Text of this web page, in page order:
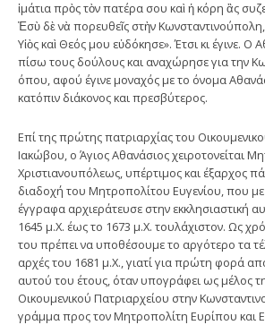
ἱμάτια πρὸς τὸν πατέρα σου καὶ ἡ κόρη ἂς
Ἐσὺ δὲ νὰ πορευθεῖς στὴν Κωνσταντινούπολη,
Υἱὸς καὶ Θεός μου εὐδόκησε». Έτσι κι έγινε. Ο
πίσω τους δούλους και αναχώρησε για την
όπου, αφού έγινε μοναχός με το όνομα
κατόπιν διάκονος και πρεσβύτερος.
Επί της πρώτης πατριαρχίας του
Ιακώβου, ο Άγιος Αθανάσιος χειροτονείται
Χριστιανουπόλεως, υπέρτιμος και έξαρχος
διαδοχή του Μητροπολίτου Ευγενίου, που
έγγραφα αρχιεράτευσε στην εκκλησιαστική
1645 μ.Χ. έως το 1673 μ.Χ. τουλάχιστον. Ως
του πρέπει να υποθέσουμε το αργότερο τα
αρχές του 1681 μ.Χ., γιατί για πρώτη φορά
αυτού του έτους, όταν υπογράφει ως μέλος
Οικουμενικού Πατριαρχείου στην
γράμμα προς τον Μητροπολίτη Ευρίπου και